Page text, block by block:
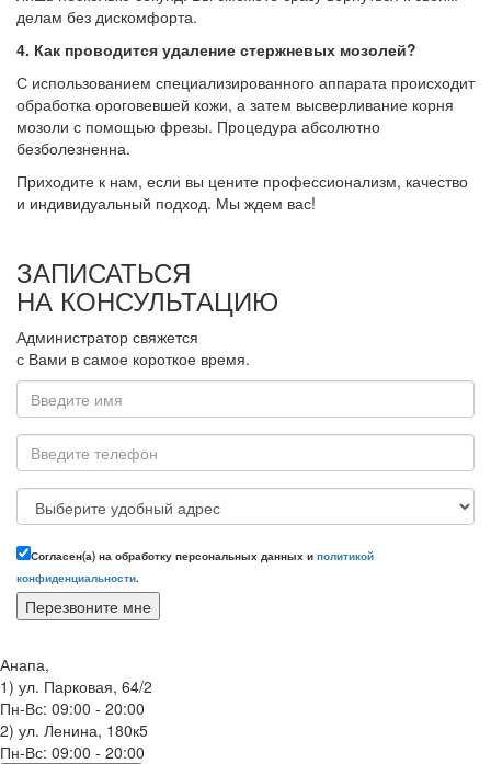
делам без дискомфорта.
4. Как проводится удаление стержневых мозолей?
С использованием специализированного аппарата происходит
обработка ороговевшей кожи, а затем высверливание корня
мозоли с помощью фрезы. Процедура абсолютно
безболезненна.
Приходите к нам, если вы цените профессионализм, качество
и индивидуальный подход. Мы ждем вас!
ЗАПИСАТЬСЯ
НА КОНСУЛЬТАЦИЮ
Администратор свяжется
с Вами в самое короткое время.
Согласен(а) на обработку персональных данных и политикой
конфиденциальности.
Анапа,
1) ул. Парковая, 64/2
Пн-Вс: 09:00 - 20:00
2) ул. Ленина, 180к5
Пн-Вс: 09:00 - 20:00